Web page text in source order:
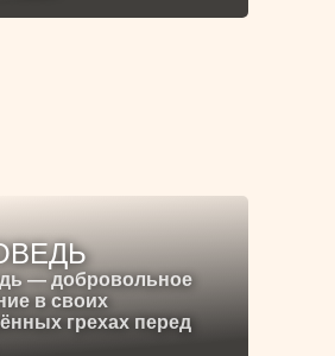
— добровольное
в своих
грехах перед